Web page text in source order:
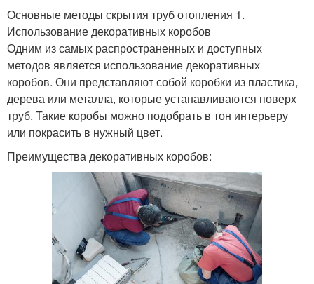
Основные методы скрытия труб отопления 1.
Использование декоративных коробов
Одним из самых распространенных и доступных
методов является использование декоративных
коробов. Они представляют собой коробки из пластика,
дерева или металла, которые устанавливаются поверх
труб. Такие коробы можно подобрать в тон интерьеру
или покрасить в нужный цвет.
Преимущества декоративных коробов: